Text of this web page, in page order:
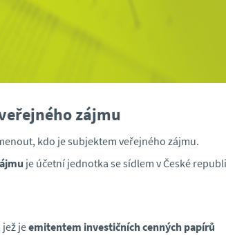
zájmu
kdo je subjektem veřejného zájmu.
je účetní jednotka se sídlem v České
jeemitentem investičních cenných papírů